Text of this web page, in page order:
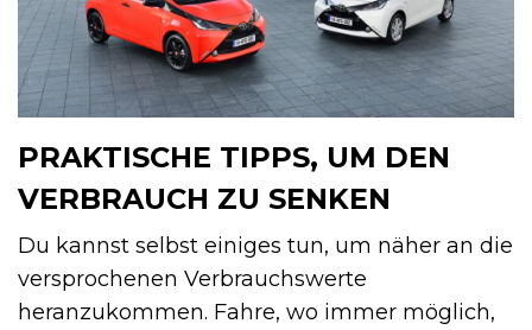
PRAKTISCHE TIPPS, UM DEN
VERBRAUCH ZU SENKEN
Du kannst selbst einiges tun, um näher an die
versprochenen Verbrauchswerte
heranzukommen. Fahre, wo immer möglich,